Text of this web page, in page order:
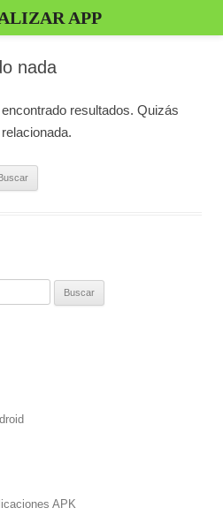
nada
resultados. Quizás
APK
APP